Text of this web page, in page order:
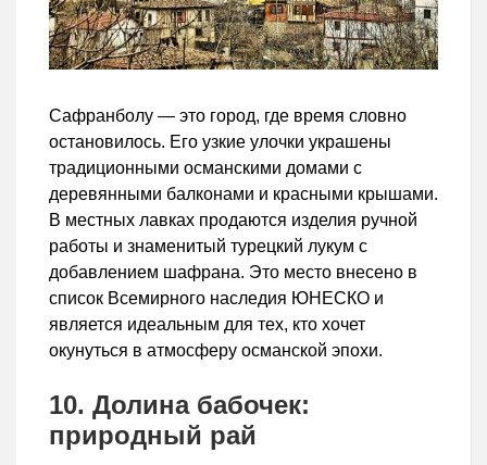
Сафранболу — это город, где время словно
остановилось. Его узкие улочки украшены
традиционными османскими домами с
деревянными балконами и красными крышами.
В местных лавках продаются изделия ручной
работы и знаменитый турецкий лукум с
добавлением шафрана. Это место внесено в
список Всемирного наследия ЮНЕСКО и
является идеальным для тех, кто хочет
окунуться в атмосферу османской эпохи.
10. Долина бабочек:
природный рай